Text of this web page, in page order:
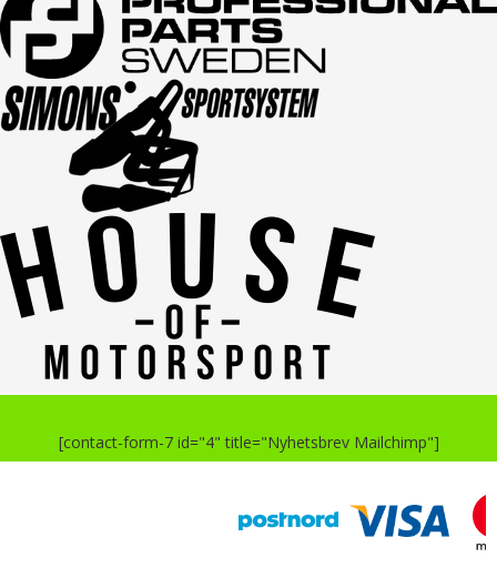
[contact-form-7 id="4" title="Nyhetsbrev Mailchimp"]